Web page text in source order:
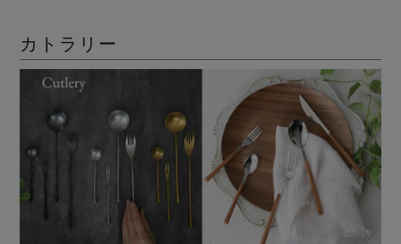
カトラリー